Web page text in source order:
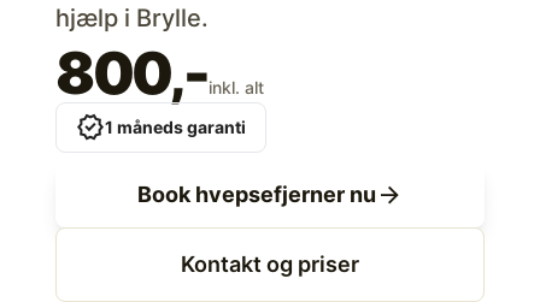
hjælp i Brylle.
800,-inkl. alt
verified1 måneds garanti
Book hvepsefjerner nu arrow_forward
Kontakt og priser